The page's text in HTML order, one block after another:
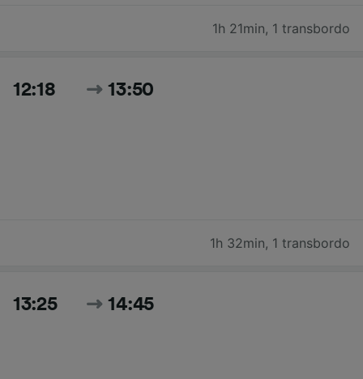
1h 21min, 1 transbordo
12:18 13:50
1h 32min, 1 transbordo
13:25 14:45